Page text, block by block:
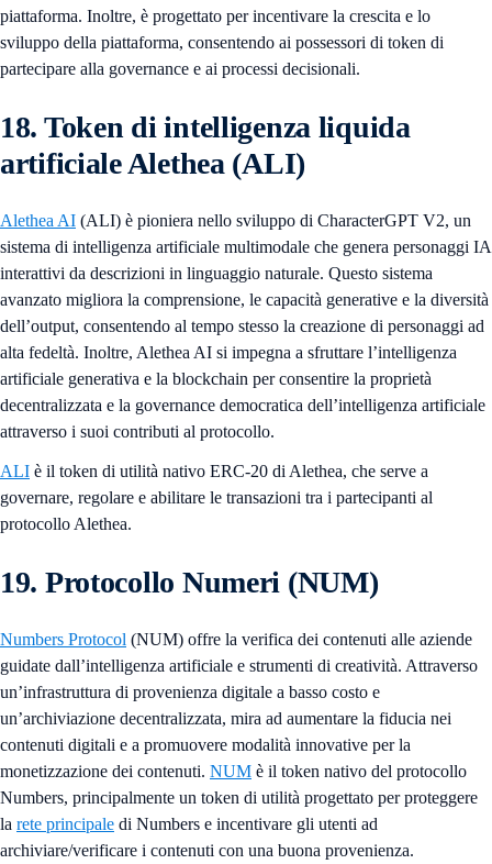
piattaforma. Inoltre, è progettato per incentivare la crescita e lo
sviluppo della piattaforma, consentendo ai possessori di token di
partecipare alla governance e ai processi decisionali.
18. Token di intelligenza liquida
artificiale Alethea (ALI)
Alethea AI (ALI) è pioniera nello sviluppo di CharacterGPT V2, un
sistema di intelligenza artificiale multimodale che genera personaggi IA
interattivi da descrizioni in linguaggio naturale. Questo sistema
avanzato migliora la comprensione, le capacità generative e la diversità
dell’output, consentendo al tempo stesso la creazione di personaggi ad
alta fedeltà. Inoltre, Alethea AI si impegna a sfruttare l’intelligenza
artificiale generativa e la blockchain per consentire la proprietà
decentralizzata e la governance democratica dell’intelligenza artificiale
attraverso i suoi contributi al protocollo.
ALI è il token di utilità nativo ERC-20 di Alethea, che serve a
governare, regolare e abilitare le transazioni tra i partecipanti al
protocollo Alethea.
19. Protocollo Numeri (NUM)
Numbers Protocol (NUM) offre la verifica dei contenuti alle aziende
guidate dall’intelligenza artificiale e strumenti di creatività. Attraverso
un’infrastruttura di provenienza digitale a basso costo e
un’archiviazione decentralizzata, mira ad aumentare la fiducia nei
contenuti digitali e a promuovere modalità innovative per la
monetizzazione dei contenuti. NUM è il token nativo del protocollo
Numbers, principalmente un token di utilità progettato per proteggere
la rete principale di Numbers e incentivare gli utenti ad
archiviare/verificare i contenuti con una buona provenienza.